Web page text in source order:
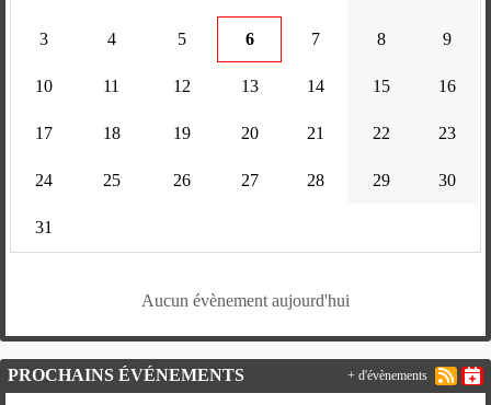
3 4 5 6 7 8 9
10 11 12 13 14 15 16
17 18 19 20 21 22 23
24 25 26 27 28 29 30
31
Aucun évènement aujourd'hui
PROCHAINS ÉVÉNEMENTS + d'évènements